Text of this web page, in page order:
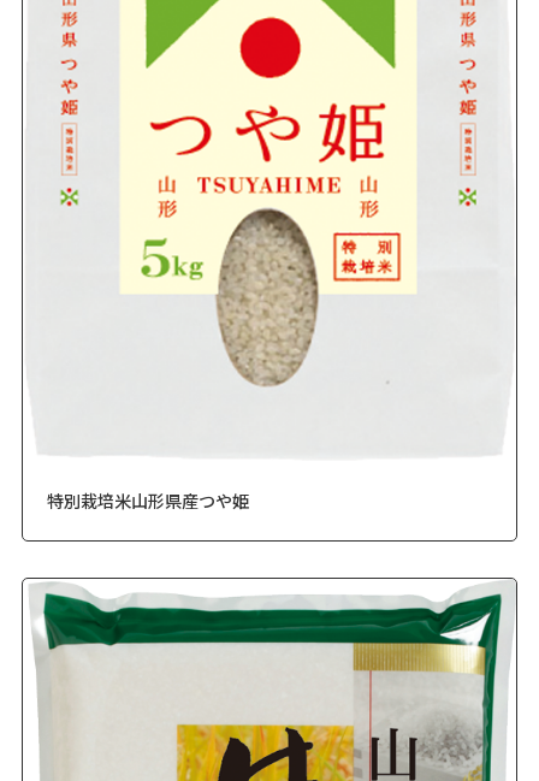
特別栽培米山形県産つや姫